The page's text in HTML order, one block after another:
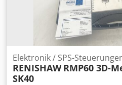
Elektronik / SPS-
RENISHAW RMP60 3D-
SK40